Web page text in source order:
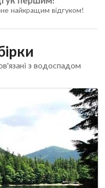
найкращим відгуком!
з водоспадом